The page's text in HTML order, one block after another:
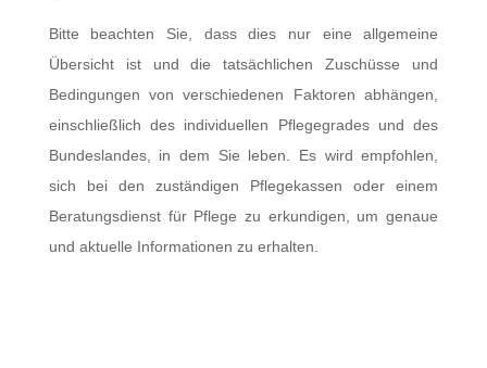
Bitte beachten Sie, dass dies nur eine allgemeine
Übersicht ist und die tatsächlichen Zuschüsse und
Bedingungen von verschiedenen Faktoren abhängen,
einschließlich des individuellen Pflegegrades und des
Bundeslandes, in dem Sie leben. Es wird empfohlen,
sich bei den zuständigen Pflegekassen oder einem
Beratungsdienst für Pflege zu erkundigen, um genaue
und aktuelle Informationen zu erhalten.